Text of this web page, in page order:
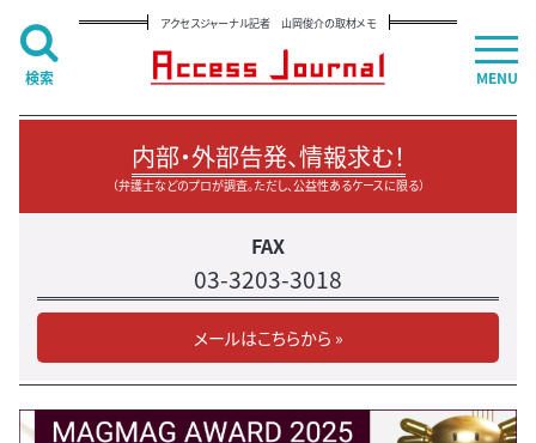
アクセスジャーナル記者 山岡俊介の取材メモ
内部・外部告発、情報求む！
（弁護士などのプロが調査。ただし、公益性あるケースに限る）
FAX
03-3203-3018
メールはこちらから »
MENU
検索